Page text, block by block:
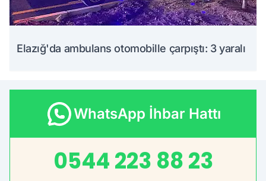
Elazığ'da ambulans otomobille çarpıştı: 3 yaralı
WhatsApp İhbar Hattı
0544 223 88 23